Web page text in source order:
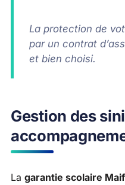
La protection de
par un contrat
et bien choisi.
Gestion des
La garantie scolaire Maif